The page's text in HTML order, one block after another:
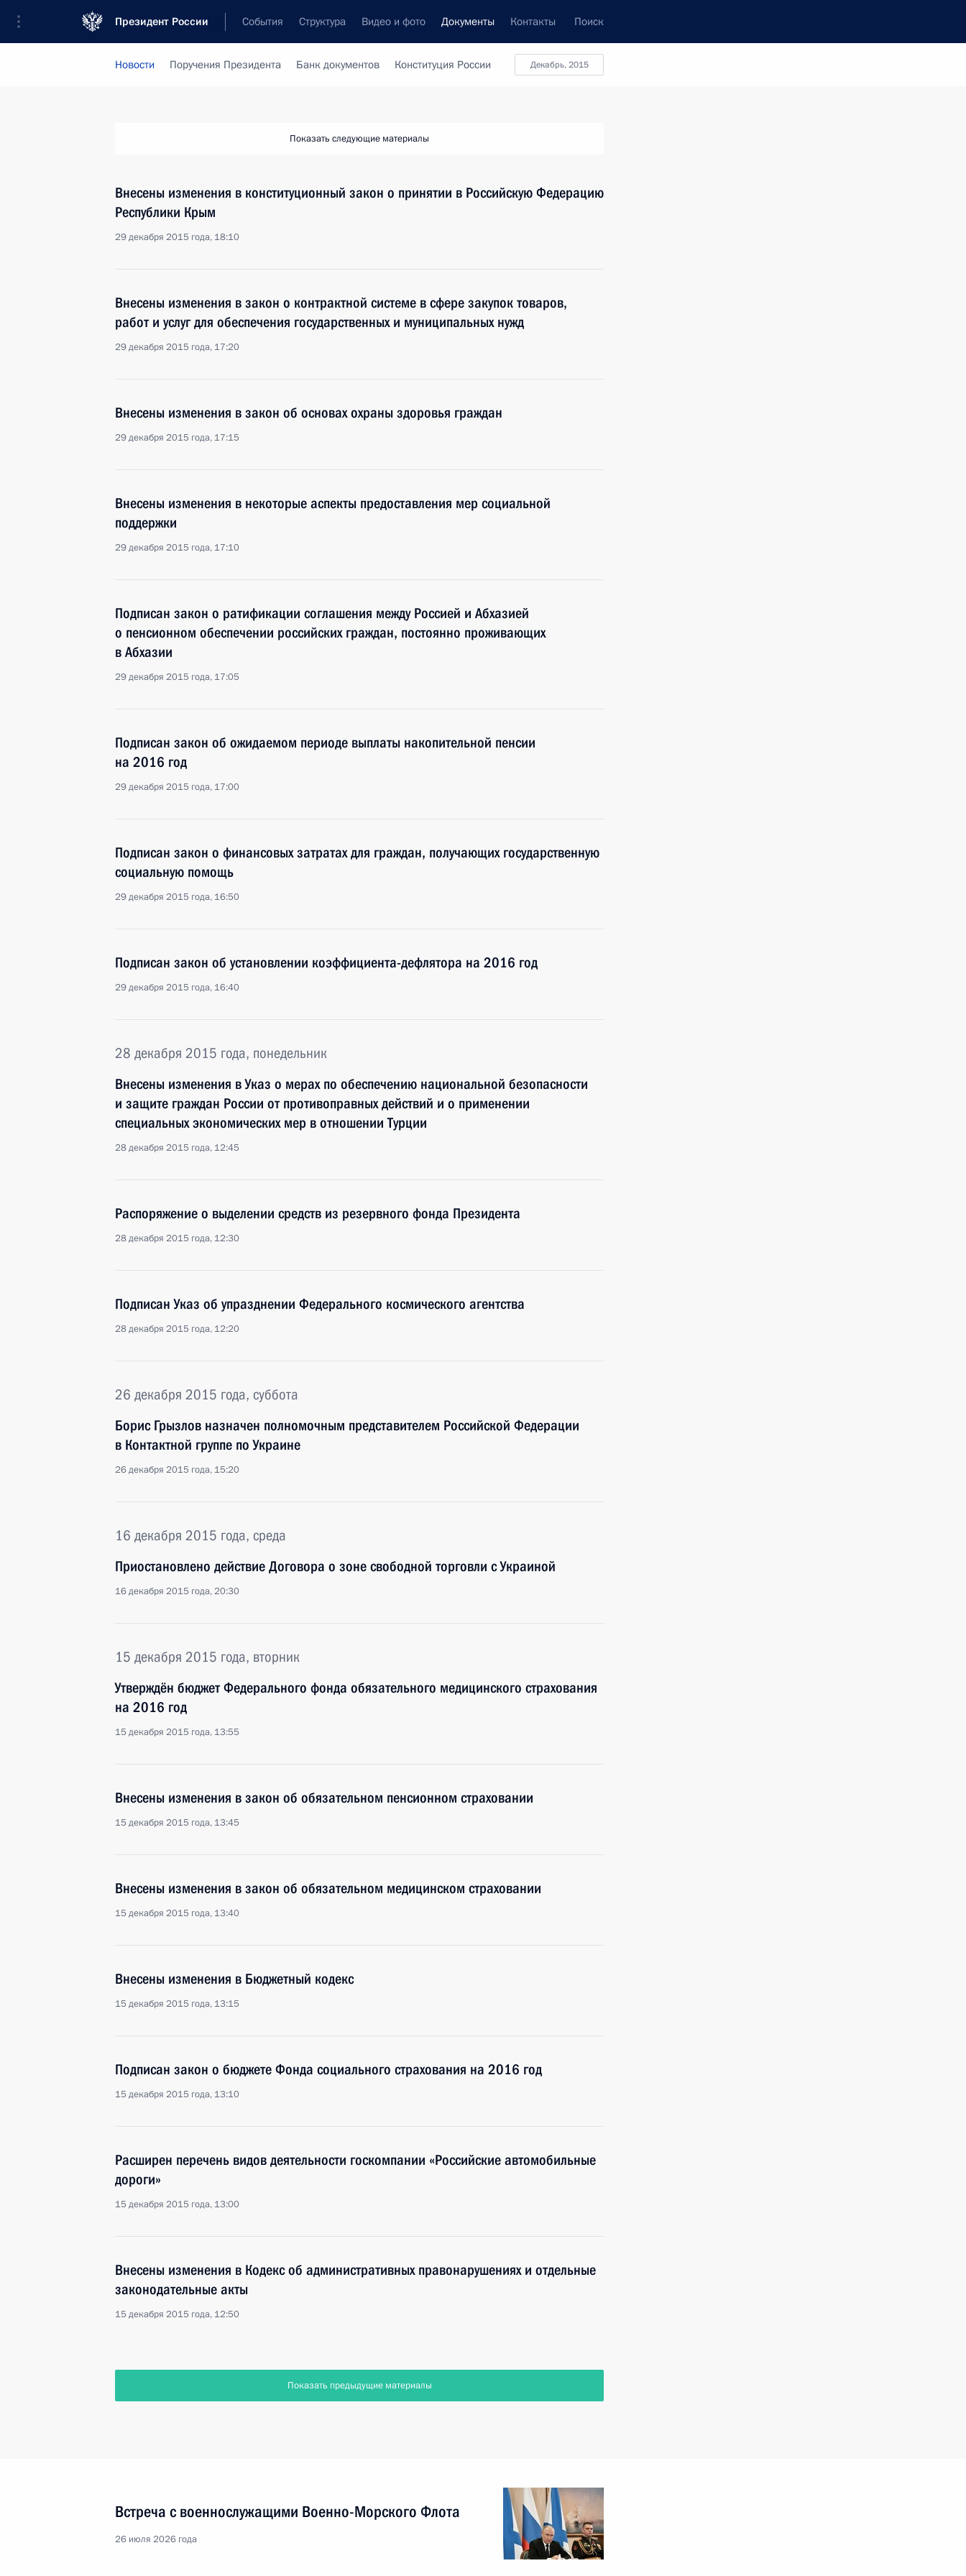
Президент России События Структура Видео и фото Документы Контакты Поиск
декабрь, 2015
Новости Поручения Президента Банк документов Конституция России
Показать следующие материалы
Внесены изменения в конституционный закон о принятии в Российскую Федерацию
Республики Крым
29 декабря 2015 года, 18:10
Внесены изменения в закон о контрактной системе в сфере закупок товаров,
работ и услуг для обеспечения государственных и муниципальных нужд
29 декабря 2015 года, 17:20
Внесены изменения в закон об основах охраны здоровья граждан
29 декабря 2015 года, 17:15
Внесены изменения в некоторые аспекты предоставления мер социальной
поддержки
29 декабря 2015 года, 17:10
Подписан закон о ратификации соглашения между Россией и Абхазией
о пенсионном обеспечении российских граждан, постоянно проживающих
в Абхазии
29 декабря 2015 года, 17:05
Подписан закон об ожидаемом периоде выплаты накопительной пенсии
на 2016 год
29 декабря 2015 года, 17:00
Подписан закон о финансовых затратах для граждан, получающих государственную
социальную помощь
29 декабря 2015 года, 16:50
Подписан закон об установлении коэффициента-дефлятора на 2016 год
29 декабря 2015 года, 16:40
28 декабря 2015 года, понедельник
Внесены изменения в Указ о мерах по обеспечению национальной безопасности
и защите граждан России от противоправных действий и о применении
специальных экономических мер в отношении Турции
28 декабря 2015 года, 12:45
Распоряжение о выделении средств из резервного фонда Президента
28 декабря 2015 года, 12:30
Подписан Указ об упразднении Федерального космического агентства
28 декабря 2015 года, 12:20
26 декабря 2015 года, суббота
Борис Грызлов назначен полномочным представителем Российской Федерации
в Контактной группе по Украине
26 декабря 2015 года, 15:20
16 декабря 2015 года, среда
Приостановлено действие Договора о зоне свободной торговли с Украиной
16 декабря 2015 года, 20:30
15 декабря 2015 года, вторник
Утверждён бюджет Федерального фонда обязательного медицинского страхования
на 2016 год
15 декабря 2015 года, 13:55
Внесены изменения в закон об обязательном пенсионном страховании
15 декабря 2015 года, 13:45
Внесены изменения в закон об обязательном медицинском страховании
15 декабря 2015 года, 13:40
Внесены изменения в Бюджетный кодекс
15 декабря 2015 года, 13:15
Подписан закон о бюджете Фонда социального страхования на 2016 год
15 декабря 2015 года, 13:10
Расширен перечень видов деятельности госкомпании «Российские автомобильные
дороги»
15 декабря 2015 года, 13:00
Внесены изменения в Кодекс об административных правонарушениях и отдельные
законодательные акты
15 декабря 2015 года, 12:50
Показать предыдущие материалы
Встреча с военнослужащими Военно-Морского Флота
26 июля 2026 года